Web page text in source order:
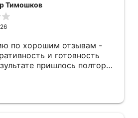
Тимошков
по хорошим отзывам -
и готовность
пришлось полтора
уборку подъезда, так как
двери" не входит
деревянного косяка и